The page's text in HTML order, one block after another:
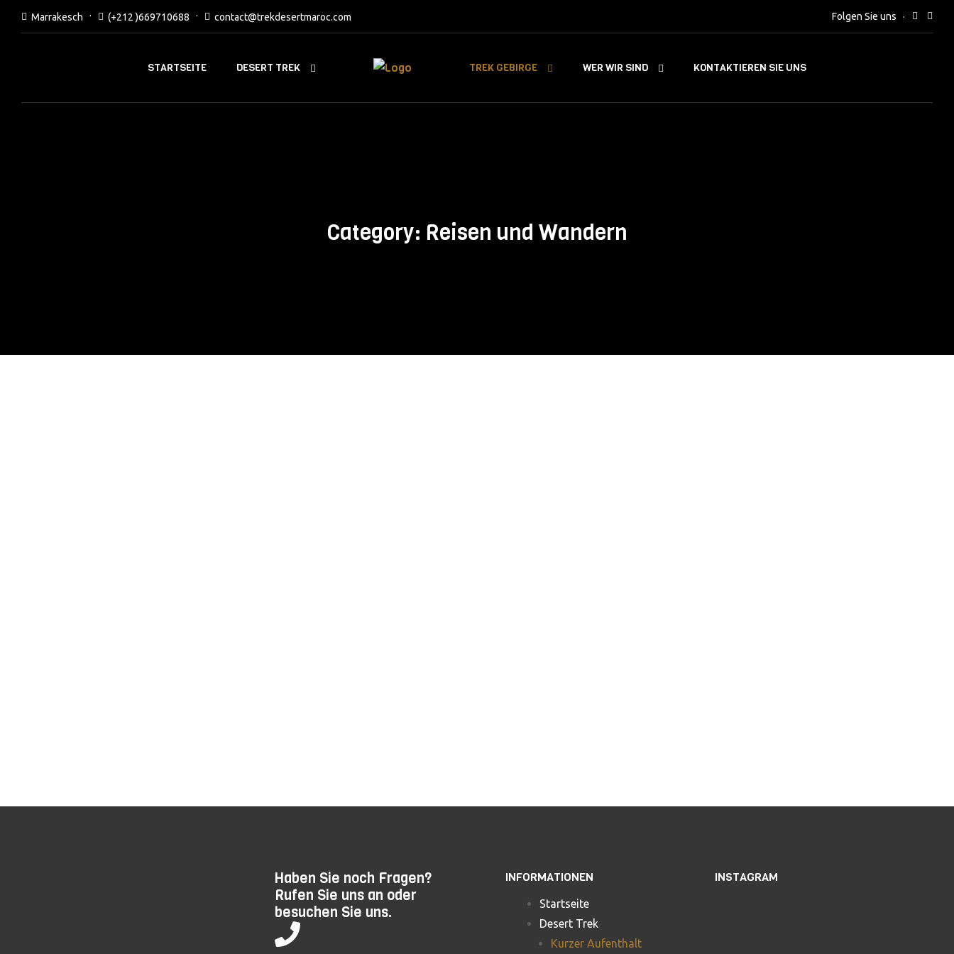
Marrakesch (+212 )669710688 contact@trekdesertmaroc.com Folgen Sie uns
STARTSEITE DESERT TREK TREK GEBIRGE WER WIR SIND KONTAKTIEREN SIE UNS
Category: Reisen und Wandern
Haben Sie noch Fragen?
Rufen Sie uns an oder
besuchen Sie uns.
INFORMATIONEN
Startseite
Desert Trek
Kurzer Aufenthalt
INSTAGRAM